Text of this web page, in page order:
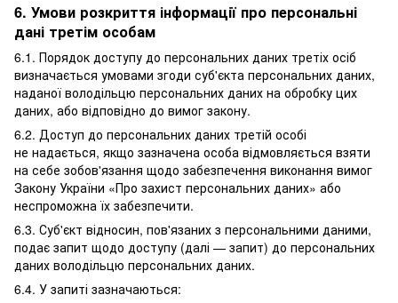
6. Умови розкриття інформації про персональні
дані третім особам
6.1. Порядок доступу до персональних даних третіх осіб
визначається умовами згоди суб'єкта персональних даних,
наданої володільцю персональних даних на обробку цих
даних, або відповідно до вимог закону.
6.2. Доступ до персональних даних третій особі
не надається, якщо зазначена особа відмовляється взяти
на себе зобов'язання щодо забезпечення виконання вимог
Закону України «Про захист персональних даних» або
неспроможна їх забезпечити.
6.3. Суб'єкт відносин, пов'язаних з персональними даними,
подає запит щодо доступу (далі — запит) до персональних
даних володільцю персональних даних.
6.4. У запиті зазначаються: